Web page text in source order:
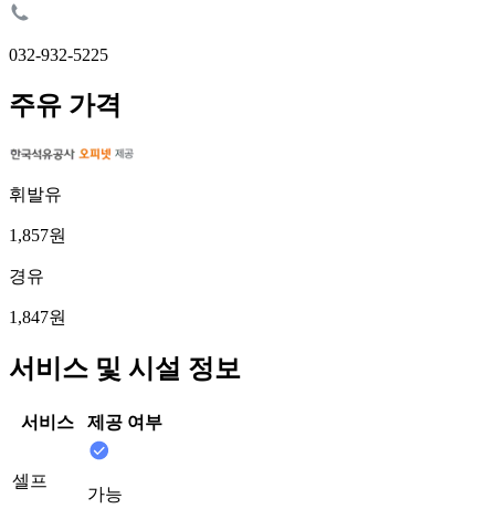
032-932-5225
주유 가격
휘발유
1,857원
경유
1,847원
서비스 및 시설 정보
서비스 제공 여부
셀프
가능